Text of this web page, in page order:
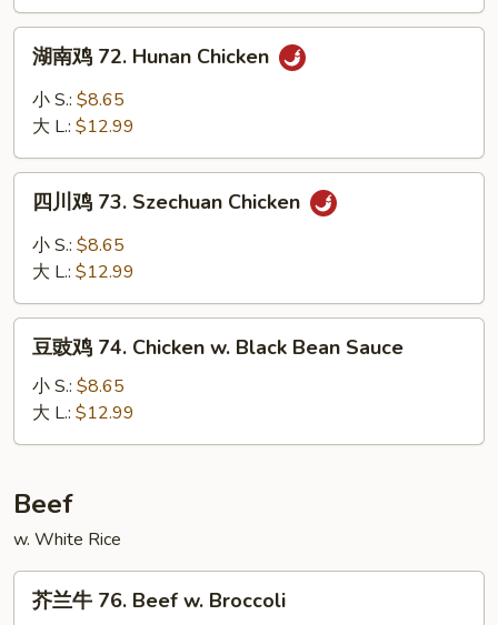
&
Spicy
湖
72.
Chicken
湖南鸡 72. Hunan Chicken
小 S.: $8.65
大 L.: $12.99
四
73.
Chicken
四川鸡 73. Szechuan Chicken
小 S.: $8.65
大 L.: $12.99
豆
74.
Chicken
Black
Bean
Sauce
豆豉鸡 74. Chicken w. Black Bean Sauce
小 S.: $8.65
大 L.: $12.99
Beef
w. White Rice
芥
芥兰牛 76. Beef w. Broccoli